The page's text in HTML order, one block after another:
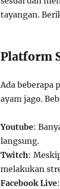
tayangan.
Platform
Ada
ayam jago.
Youtube:
langsung.
Twitch:
melakukan
Facebook Live